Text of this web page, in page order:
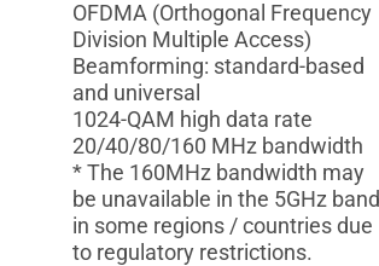
OFDMA (Orthogonal Frequency
Division Multiple Access)
Beamforming: standard-based
and universal
1024-QAM high data rate
20/40/80/160 MHz bandwidth
* The 160MHz bandwidth may
be unavailable in the 5GHz band
in some regions / countries due
to regulatory restrictions.